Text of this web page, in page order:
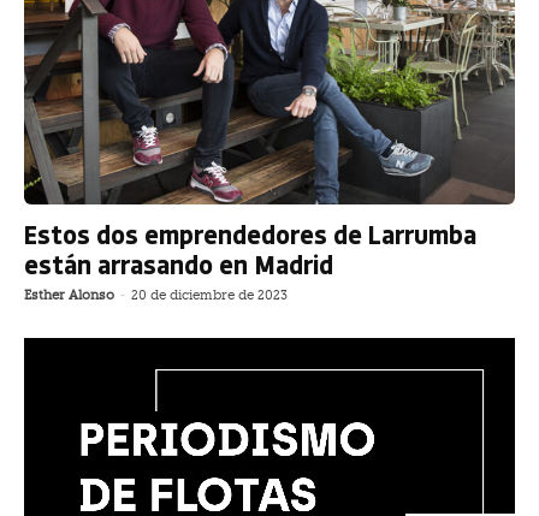
Estos dos emprendedores de Larrumba
están arrasando en Madrid
Esther Alonso - 20 de diciembre de 2023